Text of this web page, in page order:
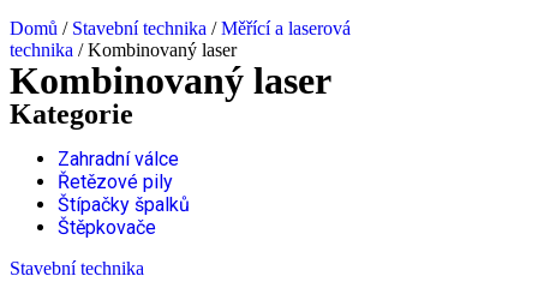
Domů / Stavební technika /Měřící a laserová
technika / Kombinovaný laser
Kombinovaný laser
Kategorie
Zahradní válce
Řetězové pily
Štípačky špalků
Štěpkovače
Stavební technika